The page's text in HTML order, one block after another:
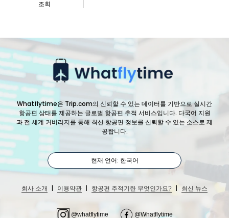
조회
Whatflytime은 Trip.com의 신뢰할 수 있는 데이터를 기반으로 실시간
항공편 상태를 제공하는 글로벌 항공편 추적 서비스입니다. 다국어 지원
과 전 세계 커버리지를 통해 최신 항공편 정보를 신뢰할 수 있는 소스로 제
공합니다.
현재 언어: 한국어
회사 소개 | 이용약관 | 항공편 추적기란 무엇인가요? | 최신 뉴스
@whatflytime @Whatflytime